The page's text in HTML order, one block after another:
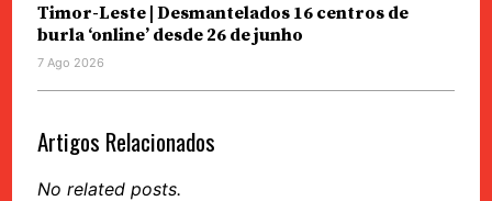
Timor-Leste | Desmantelados 16 centros de
burla ‘online’ desde 26 de junho
7 Ago 2026
Artigos Relacionados
No related posts.